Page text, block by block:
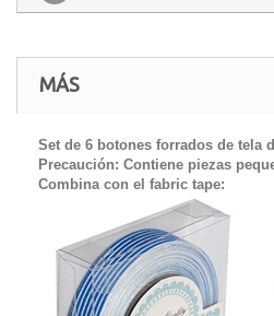
MÁS
Set de 6 botones forrados de tela
Precaución: Contiene piezas
Combina con el fabric tape: